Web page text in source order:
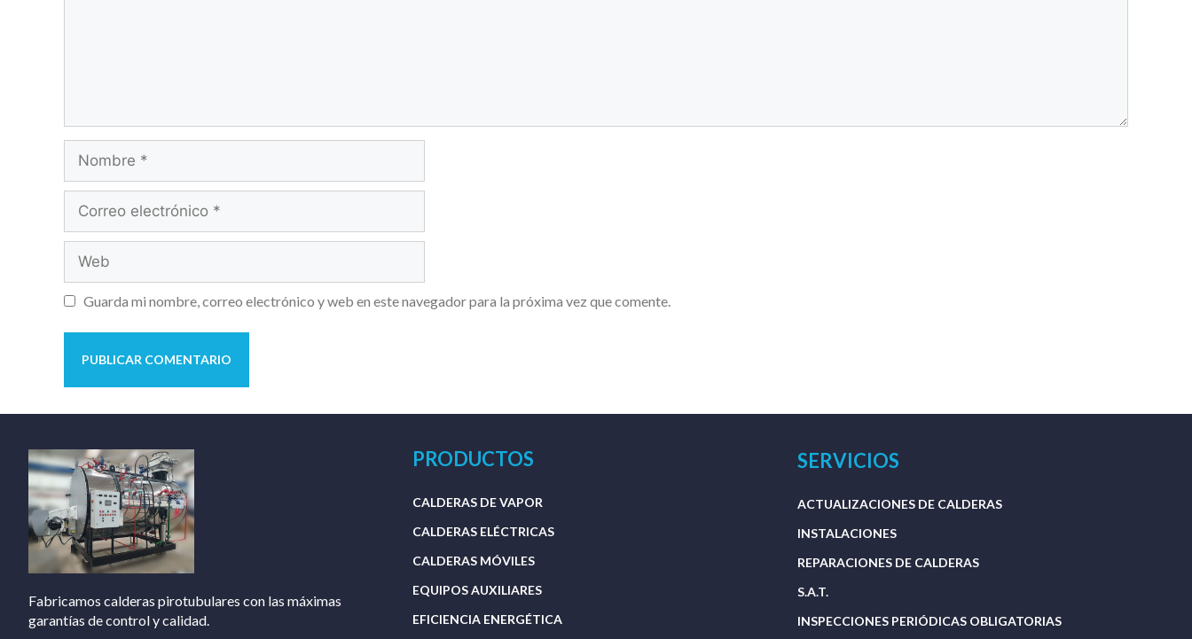
Guarda mi nombre, correo electrónico y web en este navegador para la próxima vez que comente.
Fabricamos calderas pirotubulares con las máximas
garantías de control y calidad.
PRODUCTOS
CALDERAS DE VAPOR
CALDERAS ELÉCTRICAS
CALDERAS MÓVILES
EQUIPOS AUXILIARES
EFICIENCIA ENERGÉTICA
SERVICIOS
ACTUALIZACIONES DE CALDERAS
INSTALACIONES
REPARACIONES DE CALDERAS
S.A.T.
INSPECCIONES PERIÓDICAS OBLIGATORIAS